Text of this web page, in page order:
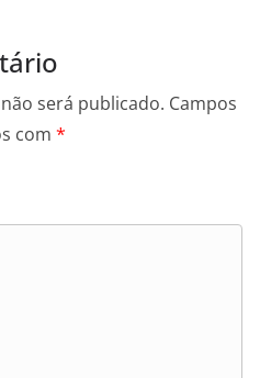
será publicado. Campos
com *